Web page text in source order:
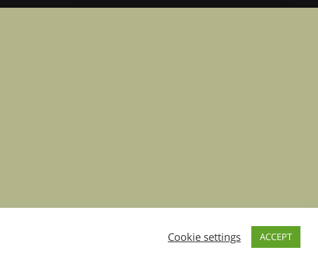
Cookie settings ACCEPT